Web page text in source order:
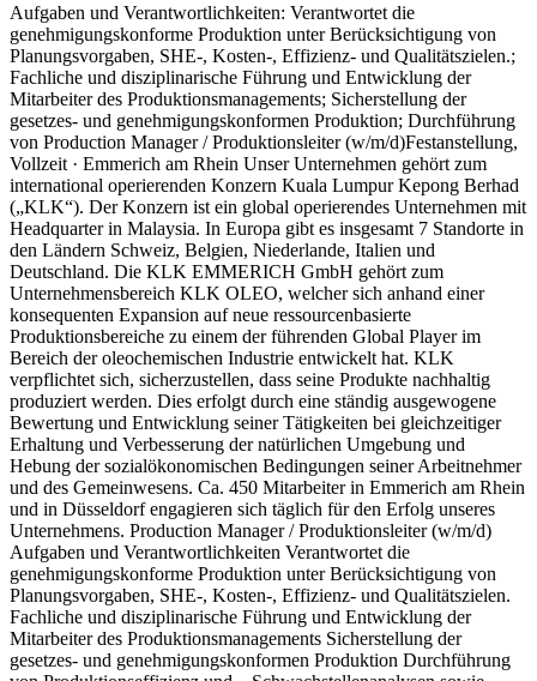
Aufgaben und Verantwortlichkeiten: Verantwortet die
genehmigungskonforme Produktion unter Berücksichtigung von
Planungsvorgaben, SHE-, Kosten-, Effizienz- und Qualitätszielen.;
Fachliche und disziplinarische Führung und Entwicklung der
Mitarbeiter des Produktionsmanagements; Sicherstellung der
gesetzes- und genehmigungskonformen Produktion; Durchführung
von Production Manager / Produktionsleiter (w/m/d)Festanstellung,
Vollzeit · Emmerich am Rhein Unser Unternehmen gehört zum
international operierenden Konzern Kuala Lumpur Kepong Berhad
(„KLK“). Der Konzern ist ein global operierendes Unternehmen mit
Headquarter in Malaysia. In Europa gibt es insgesamt 7 Standorte in
den Ländern Schweiz, Belgien, Niederlande, Italien und
Deutschland. Die KLK EMMERICH GmbH gehört zum
Unternehmensbereich KLK OLEO, welcher sich anhand einer
konsequenten Expansion auf neue ressourcenbasierte
Produktionsbereiche zu einem der führenden Global Player im
Bereich der oleochemischen Industrie entwickelt hat. KLK
verpflichtet sich, sicherzustellen, dass seine Produkte nachhaltig
produziert werden. Dies erfolgt durch eine ständig ausgewogene
Bewertung und Entwicklung seiner Tätigkeiten bei gleichzeitiger
Erhaltung und Verbesserung der natürlichen Umgebung und
Hebung der sozialökonomischen Bedingungen seiner Arbeitnehmer
und des Gemeinwesens. Ca. 450 Mitarbeiter in Emmerich am Rhein
und in Düsseldorf engagieren sich täglich für den Erfolg unseres
Unternehmens. Production Manager / Produktionsleiter (w/m/d)
Aufgaben und Verantwortlichkeiten Verantwortet die
genehmigungskonforme Produktion unter Berücksichtigung von
Planungsvorgaben, SHE-, Kosten-, Effizienz- und Qualitätszielen.
Fachliche und disziplinarische Führung und Entwicklung der
Mitarbeiter des Produktionsmanagements Sicherstellung der
gesetzes- und genehmigungskonformen Produktion Durchführung